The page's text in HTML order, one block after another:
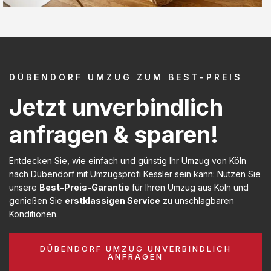
DÜBENDORF UMZUG ZUM BEST-PREIS
Jetzt unverbindlich
anfragen & sparen!
Entdecken Sie, wie einfach und günstig Ihr Umzug von Köln
nach Dübendorf mit Umzugsprofi Kessler sein kann: Nutzen Sie
unsere Best-Preis-Garantie für Ihren Umzug aus Köln und
genießen Sie erstklassigen Service zu unschlagbaren
Konditionen.
DÜBENDORF UMZUG UNVERBINDLICH
ANFRAGEN